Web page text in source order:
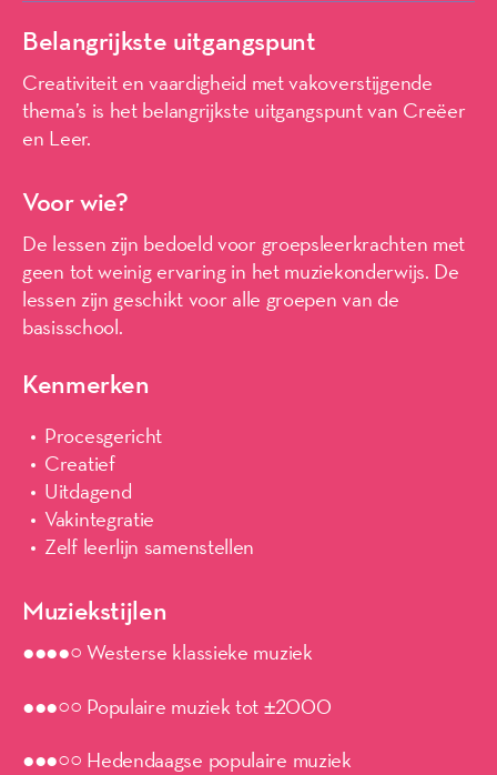
Belangrijkste uitgangspunt
Creativiteit en vaardigheid met vakoverstijgende
thema’s is het belangrijkste uitgangspunt van Creëer
en Leer.
Voor wie?
De lessen zijn bedoeld voor groepsleerkrachten met
geen tot weinig ervaring in het muziekonderwijs. De
lessen zijn geschikt voor alle groepen van de
basisschool.
Kenmerken
Procesgericht
Creatief
Uitdagend
Vakintegratie
Zelf leerlijn samenstellen
Muziekstijlen
●●●●○ Westerse klassieke muziek
●●●○○ Populaire muziek tot ±2000
●●●○○ Hedendaagse populaire muziek